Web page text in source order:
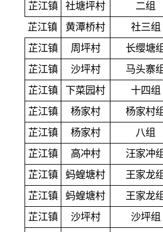
芷江镇
社塘坪村
二组
芷江镇
黄潭桥村
社三组
芷江镇
周坪村
长缨塘
芷江镇
沙坪村
马头寨
芷江镇
下菜园村
十四组
芷江镇
杨家村
杨家村
芷江镇
杨家村
八组
芷江镇
高冲村
汪家冲
芷江镇
蚂蝗塘村
王家龙
芷江镇
蚂蝗塘村
王家龙
芷江镇
沙坪村
沙坪组